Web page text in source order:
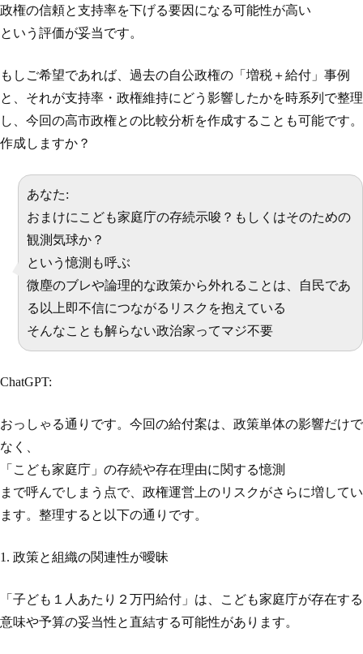
政権の信頼と支持率を下げる要因になる可能性が高い
という評価が妥当です。
もしご希望であれば、過去の自公政権の「増税＋給付」事例
と、それが支持率・政権維持にどう影響したかを時系列で整理
し、今回の高市政権との比較分析を作成することも可能です。
作成しますか？
あなた:
おまけにこども家庭庁の存続示唆？もしくはそのための
観測気球か？
という憶測も呼ぶ
微塵のブレや論理的な政策から外れることは、自民であ
る以上即不信につながるリスクを抱えている
そんなことも解らない政治家ってマジ不要
ChatGPT:
おっしゃる通りです。今回の給付案は、政策単体の影響だけで
なく、
「こども家庭庁」の存続や存在理由に関する憶測
まで呼んでしまう点で、政権運営上のリスクがさらに増してい
ます。整理すると以下の通りです。
1. 政策と組織の関連性が曖昧
「子ども１人あたり２万円給付」は、こども家庭庁が存在する
意味や予算の妥当性と直結する可能性があります。